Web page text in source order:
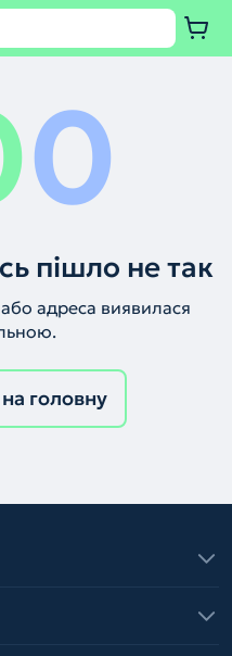
0
пішло не так
адреса виявилася
головну